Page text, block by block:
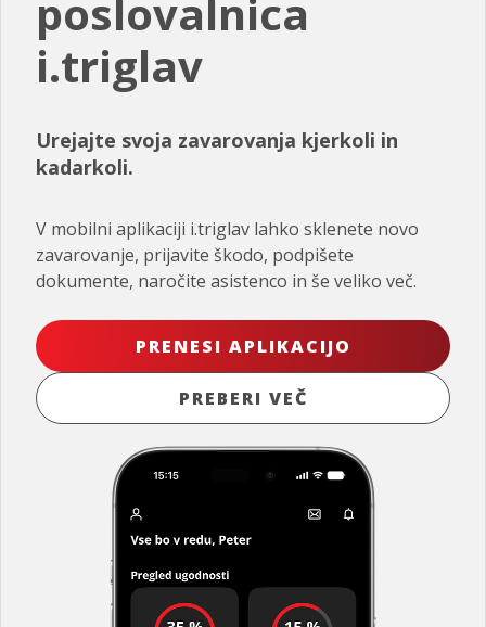
poslovalnica
i.triglav
Urejajte svoja zavarovanja kjerkoli in
kadarkoli.
V mobilni aplikaciji i.triglav lahko sklenete novo
zavarovanje, prijavite škodo, podpišete
dokumente, naročite asistenco in še veliko več.
PRENESI APLIKACIJO
PREBERI VEČ